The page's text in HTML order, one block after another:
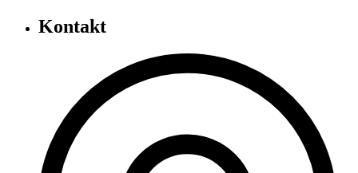
Kontakt